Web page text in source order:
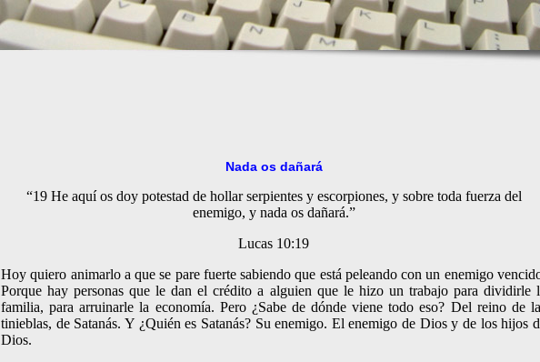
Nada os dañará
“19 He aquí os doy potestad de hollar serpientes y escorpiones, y sobre toda fuerza del
enemigo, y nada os dañará.”
Lucas 10:19
Hoy quiero animarlo a que se pare fuerte sabiendo que está peleando con un enemigo
Porque hay personas que le dan el crédito a alguien que le hizo un trabajo para dividirle
familia, para arruinarle la economía. Pero ¿Sabe de dónde viene todo eso? Del reino de
tinieblas, de Satanás. Y ¿Quién es Satanás? Su enemigo. El enemigo de Dios y de los hijos
Dios.